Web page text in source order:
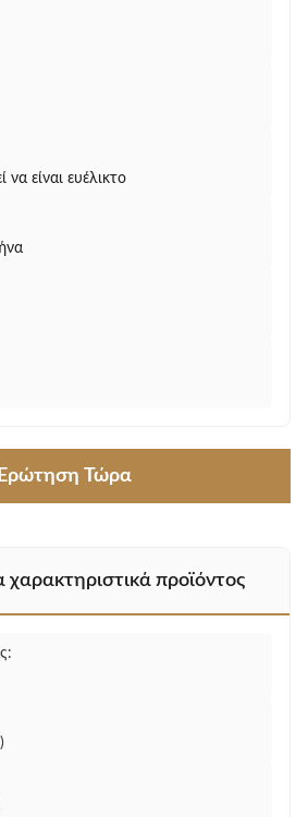
είναι ευέλικτο
Ερώτηση Τώρα
προϊόντος